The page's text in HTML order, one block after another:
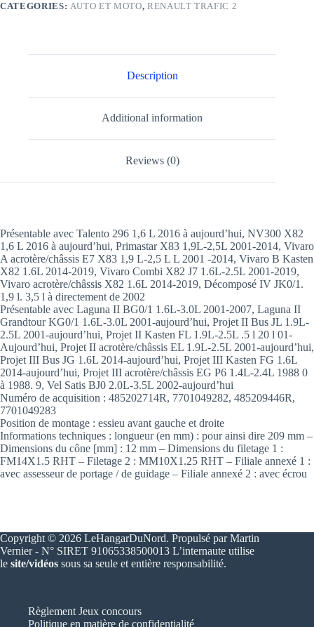
CATEGORIES: AUTO ET MOTO, RENAULT TRAFIC 2
Description
Additional information
Reviews (0)
Présentable avec Talento 296 1,6 L 2016 à aujourd’hui, NV300 X82
1,6 L 2016 à aujourd’hui, Primastar X83 1,9L-2,5L 2001-2014, Vivaro
A acrotère/châssis E7 X83 1,9 L-2,5 L L 2001 -2014, Vivaro B Kasten
X82 1.6L 2014-2019, Vivaro Combi X82 J7 1.6L-2.5L 2001-2019,
Vivaro acrotère/châssis X82 1.6L 2014-2019, Décomposé IV JK0/1.
1,9 l. 3,5 l à directement de 2002
Présentable avec Laguna II BG0/1 1.6L-3.0L 2001-2007, Laguna II
Grandtour KG0/1 1.6L-3.0L 2001-aujourd’hui, Projet II Bus JL 1.9L-
2.5L 2001-aujourd’hui, Projet II Kasten FL 1.9L-2.5L .5 l 20 l 01-
Aujourd’hui, Projet II acrotère/châssis EL 1.9L-2.5L 2001-aujourd’hui,
Projet III Bus JG 1.6L 2014-aujourd’hui, Projet III Kasten FG 1.6L
2014-aujourd’hui, Projet III acrotère/châssis EG P6 1.4L-2.4L 1988 0
à 1988. 9, Vel Satis BJ0 2.0L-3.5L 2002-aujourd’hui
Numéro de acquisition : 485202714R, 7701049282, 485209446R,
7701049283
Position de montage : essieu avant gauche et droite
Informations techniques : longueur (en mm) : pour ainsi dire 209 mm –
Dimensions du cône [mm] : 12 mm – Dimensions du filetage 1 :
FM14X1.5 RHT – Filetage 2 : MM10X1.25 RHT – Filiale annexé 1 :
avec assesseur de portage / de guidage – Filiale annexé 2 : avec écrou
Copyright © 2026 LeHangarDuNord. Propulsé par Martin
Vernier - N° SIRET 91065338500013 L’internaute utilise
le site/vidéos sous sa seule et entière responsabilité.
Règlement Jeux concours
Politique en matière de confidentialité